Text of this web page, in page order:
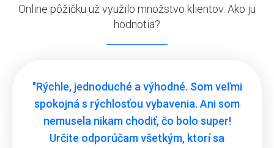
Online pôžičku už využilo množstvo klientov. Ako ju
hodnotia?
"Rýchle, jednoduché a výhodné. Som veľmi
spokojná s rýchlosťou vybavenia. Ani som
nemusela nikam chodiť, čo bolo super!
Určite odporúčam všetkým, ktorí sa